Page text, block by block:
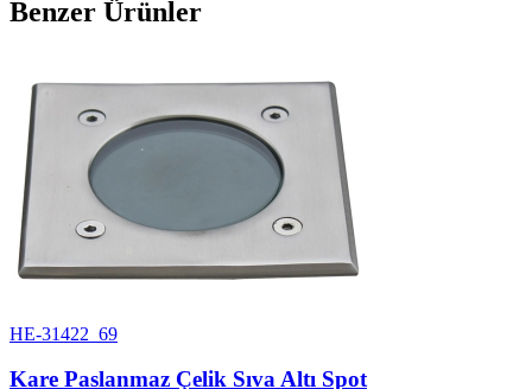
Benzer Ürünler
HE-31422_69
Kare Paslanmaz Çelik Sıva Altı Spot